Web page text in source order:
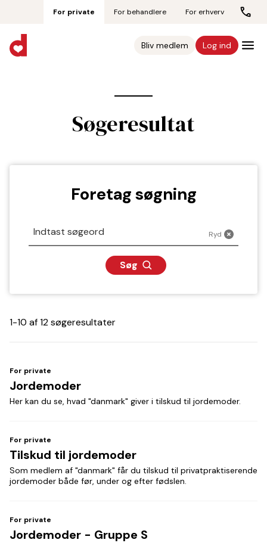
For private For behandlere For erhverv
Bliv medlem Log ind
Søgeresultat
Foretag søgning
Søg
1-10 af 12 søgeresultater
For private
Jordemoder
Her kan du se, hvad "danmark" giver i tilskud til jordemoder.
For private
Tilskud til jordemoder
Som medlem af "danmark" får du tilskud til privatpraktiserende
jordemoder både før, under og efter fødslen.
For private
Jordemoder - Gruppe S